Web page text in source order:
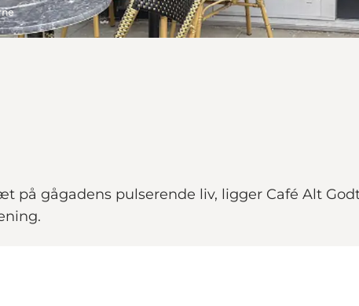
på gågadens pulserende liv, ligger Café Alt